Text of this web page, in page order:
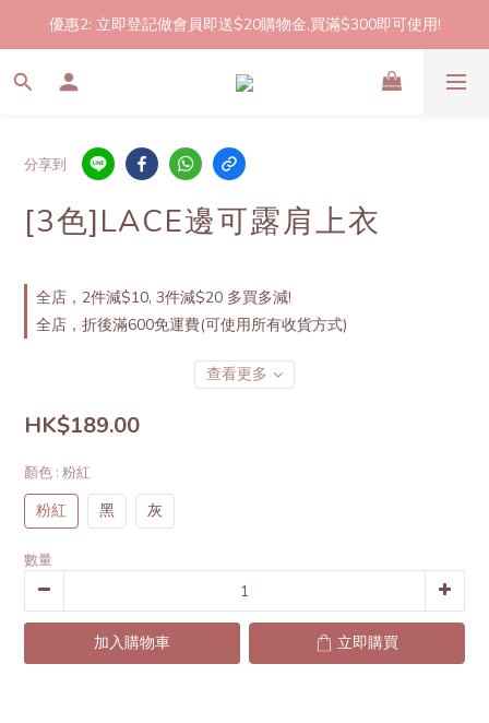
2件起包郵!(反應良好優惠期延長🎉!shop now!)
優惠2: 立即登記做會員即送$20購物金,買滿$300即可使用!
2件起包郵!(反應良好優惠期延長🎉!shop now!)
分享到
[3色]LACE邊可露肩上衣
全店，2件減$10, 3件減$20 多買多減!
全店，折後滿600免運費(可使用所有收貨方式)
查看更多
HK$189.00
顏色 : 粉紅
粉紅 黑 灰
數量
加入購物車 立即購買